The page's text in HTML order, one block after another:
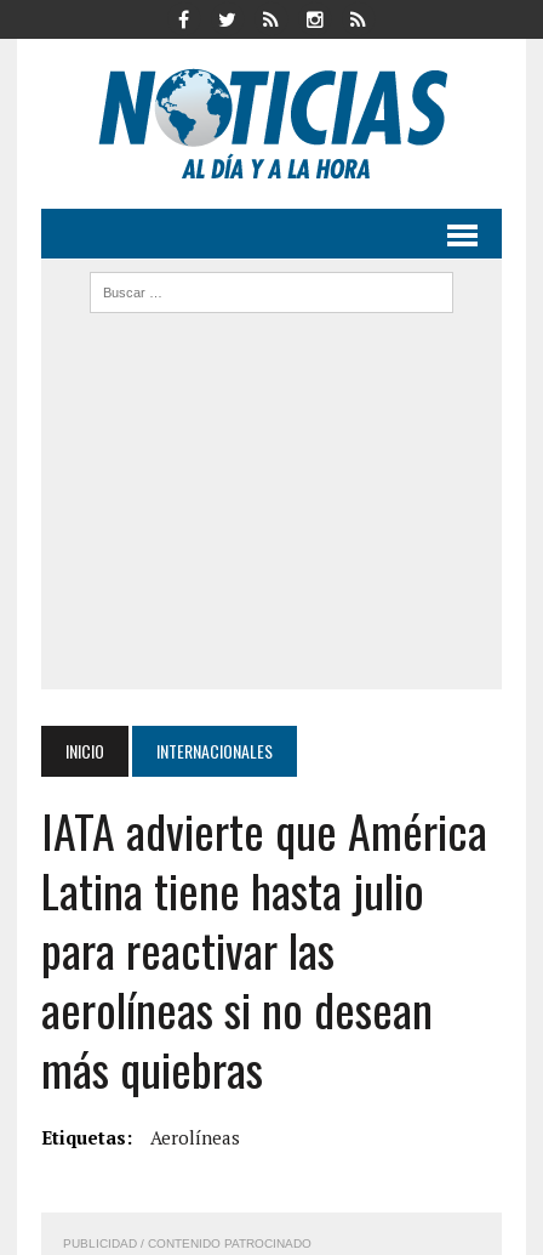
INICIO INTERNACIONALES
IATA advierte que América
Latina tiene hasta julio
para reactivar las
aerolíneas si no desean
más quiebras
Etiquetas: Aerolíneas
PUBLICIDAD / CONTENIDO PATROCINADO